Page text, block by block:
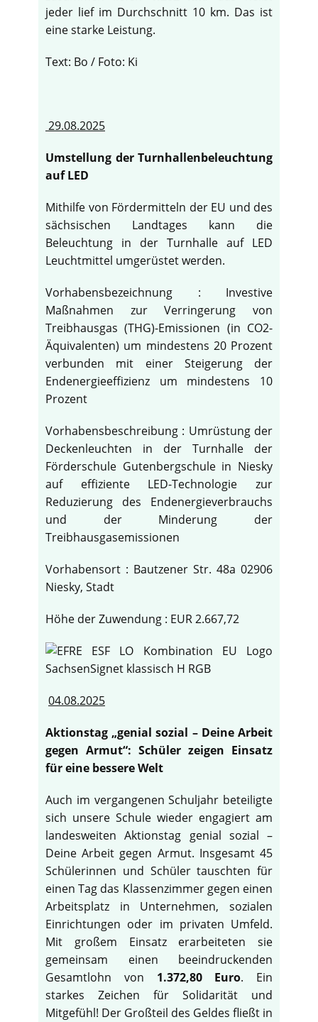
jeder lief im Durchschnitt 10 km. Das ist
eine starke Leistung.
Text: Bo / Foto: Ki
29.08.2025
Umstellung der Turnhallenbeleuchtung
auf LED
Mithilfe von Fördermitteln der EU und des
sächsischen Landtages kann die
Beleuchtung in der Turnhalle auf LED
Leuchtmittel umgerüstet werden.
Vorhabensbezeichnung : Investive
Maßnahmen zur Verringerung von
Treibhausgas (THG)-Emissionen (in CO2-
Äquivalenten) um mindestens 20 Prozent
verbunden mit einer Steigerung der
Endenergieeffizienz um mindestens 10
Prozent
Vorhabensbeschreibung : Umrüstung der
Deckenleuchten in der Turnhalle der
Förderschule Gutenbergschule in Niesky
auf effiziente LED-Technologie zur
Reduzierung des Endenergieverbrauchs
und der Minderung der
Treibhausgasemissionen
Vorhabensort : Bautzener Str. 48a 02906
Niesky, Stadt
Höhe der Zuwendung : EUR 2.667,72
04.08.2025
Aktionstag „genial sozial – Deine Arbeit
gegen Armut“: Schüler zeigen Einsatz
für eine bessere Welt
Auch im vergangenen Schuljahr beteiligte
sich unsere Schule wieder engagiert am
landesweiten Aktionstag genial sozial –
Deine Arbeit gegen Armut. Insgesamt 45
Schülerinnen und Schüler tauschten für
einen Tag das Klassenzimmer gegen einen
Arbeitsplatz in Unternehmen, sozialen
Einrichtungen oder im privaten Umfeld.
Mit großem Einsatz erarbeiteten sie
gemeinsam einen beeindruckenden
Gesamtlohn von 1.372,80 Euro. Ein
starkes Zeichen für Solidarität und
Mitgefühl! Der Großteil des Geldes fließt in